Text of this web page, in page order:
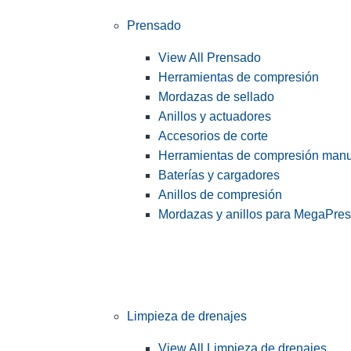
Prensado
View All Prensado
Herramientas de compresión
Mordazas de sellado
Anillos y actuadores
Accesorios de corte
Herramientas de compresión
Baterías y cargadores
Anillos de compresión
Mordazas y anillos para
Limpieza de drenajes
View All Limpieza de drenajes